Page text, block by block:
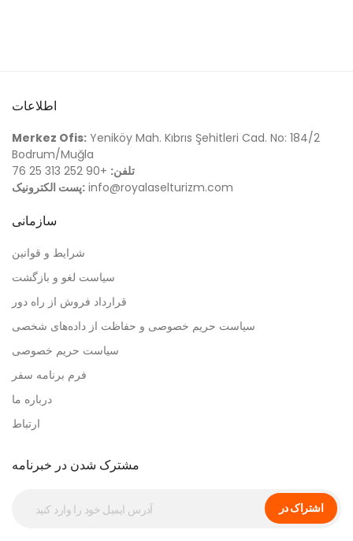
اطلاعات
Merkez Ofis: Yeniköy Mah. Kıbrıs Şehitleri Cad. No: 184/2
Bodrum/Muğla
تلفن: +90 252 313 25 76
پست الکترونیک: info@royalaselturizm.com
سازمانی
شرایط و قوانین
سیاست لغو و بازگشت
قرارداد فروش از راه دور
سیاست حریم خصوصی و حفاظت از داده‌های شخصی
سیاست حریم خصوصی
فرم برنامه سفر
درباره ما
ارتباط
مشترک شدن در خبرنامه
اشتراک در